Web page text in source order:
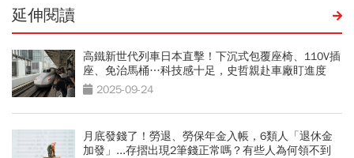
延伸閱讀
高鐵新世代列車日本直擊！下沉式包覆座椅、110V插
座、免治馬桶…科技感十足，史哲親赴車廠盯進度
2025-09-24
月底發錢了！勞退、勞保年金入帳，6類人「退休金
加發」...存摺出現2筆錢正常嗎？有些人為何領不到